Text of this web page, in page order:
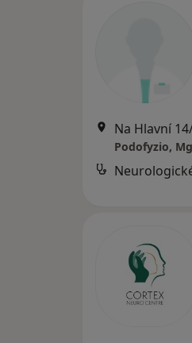
Na Hlavní
Podofyzio,